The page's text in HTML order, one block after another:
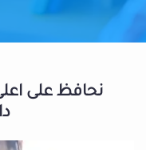
نحافظ على